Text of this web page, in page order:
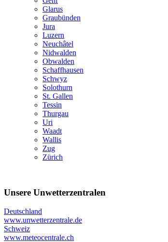
Glarus
Graubünden
Jura
Luzern
Neuchâtel
Nidwalden
Obwalden
Schaffhausen
Schwyz
Solothurn
St. Gallen
Tessin
Thurgau
Uri
Waadt
Wallis
Zug
Zürich
Unsere Unwetterzentralen
Deutschland
www.unwetterzentrale.de
Schweiz
www.meteocentrale.ch